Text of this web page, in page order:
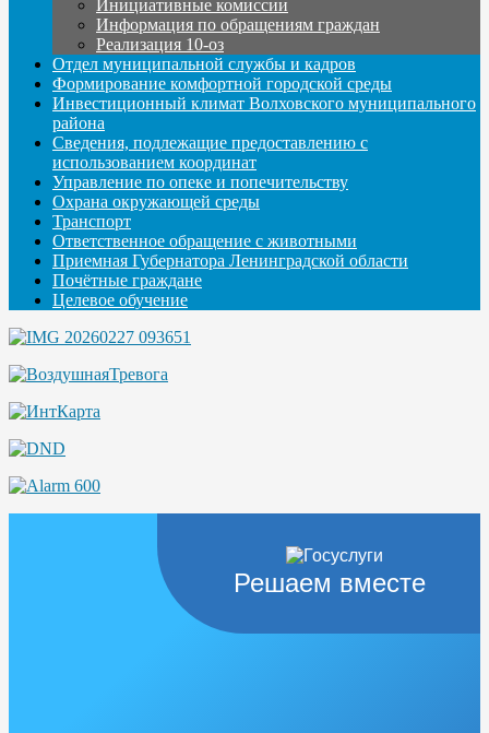
Инициативные комиссии
Информация по обращениям граждан
Реализация 10-оз
Отдел муниципальной службы и кадров
Формирование комфортной городской среды
Инвестиционный климат Волховского муниципального
района
Сведения, подлежащие предоставлению с
использованием координат
Управление по опеке и попечительству
Охрана окружающей среды
Транспорт
Ответственное обращение с животными
Приемная Губернатора Ленинградской области
Почётные граждане
Целевое обучение
Решаем вместе